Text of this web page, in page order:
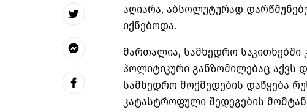
აღიარა, აბსოლუტურად
იქნებოდა.
მართალია, სამხედრო საკითხებში
პოლიტიკური განზომილებაც აქვს
სამხედრო მოქმედების დაწყება
კატასტროფული შედეგების